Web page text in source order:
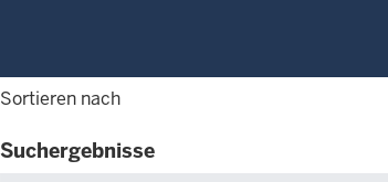
Sortieren nach
Suchergebnisse